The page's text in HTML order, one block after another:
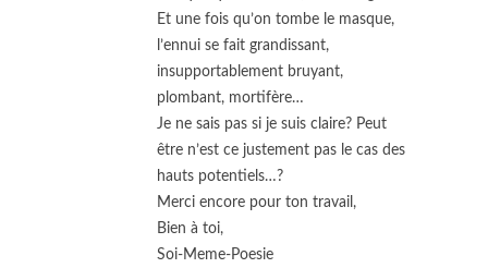
Et une fois qu’on tombe le masque,
l’ennui se fait grandissant,
insupportablement bruyant,
plombant, mortifère…
Je ne sais pas si je suis claire? Peut
être n’est ce justement pas le cas des
hauts potentiels…?
Merci encore pour ton travail,
Bien à toi,
Soi-Meme-Poesie